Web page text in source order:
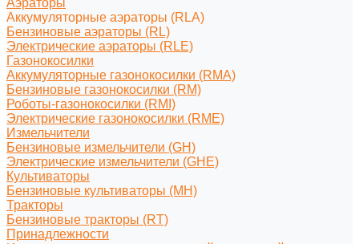
Аэраторы
Аккумуляторные аэраторы (RLA)
Бензиновые аэраторы (RL)
Электрические аэраторы (RLE)
Газонокосилки
Аккумуляторные газонокосилки (RMA)
Бензиновые газонокосилки (RM)
Роботы-газонокосилки (RMI)
Электрические газонокосилки (RME)
Измельчители
Бензиновые измельчители (GH)
Электрические измельчители (GHE)
Культиваторы
Бензиновые культиваторы (MH)
Тракторы
Бензиновые тракторы (RT)
Принадлежности